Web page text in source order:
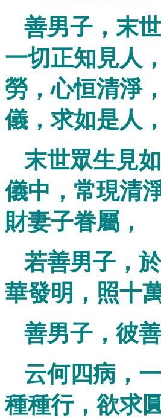
善男子，末
一切正知見人
勞，心恒清淨
儀，求如是人
末世眾生見
儀中，常現清
財妻子眷屬，
若善男子，
華發明，照十萬
善男子，彼
云何四病，
種種行，欲求